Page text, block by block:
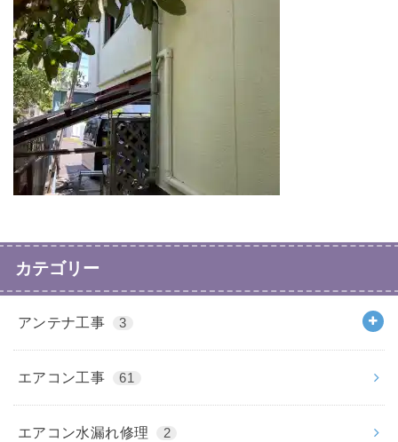
カテゴリー
アンテナ工事 3
エアコン工事 61
エアコン水漏れ修理 2